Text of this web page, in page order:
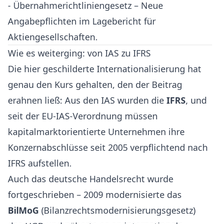
- Übernahmerichtliniengesetz – Neue
Angabepflichten im Lagebericht für
Aktiengesellschaften.
Wie es weiterging: von IAS zu IFRS
Die hier geschilderte Internationalisierung hat
genau den Kurs gehalten, den der Beitrag
erahnen ließ: Aus den IAS wurden die IFRS, und
seit der EU-IAS-Verordnung müssen
kapitalmarktorientierte Unternehmen ihre
Konzernabschlüsse seit 2005 verpflichtend nach
IFRS aufstellen.
Auch das deutsche Handelsrecht wurde
fortgeschrieben – 2009 modernisierte das
BilMoG (Bilanzrechtsmodernisierungsgesetz)